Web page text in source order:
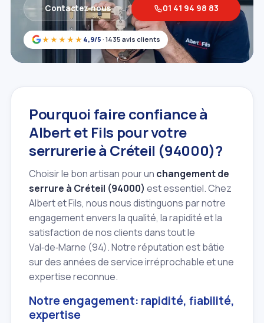
★★★★★ 4,9/5 · 1435 avis clients
Contactez‑nous 01 41 94 98 83
Pourquoi faire confiance à
Albert et Fils pour votre
serrurerie à Créteil (94000)?
Choisir le bon artisan pour un changement de
serrure à Créteil (94000) est essentiel. Chez
Albert et Fils, nous nous distinguons par notre
engagement envers la qualité, la rapidité et la
satisfaction de nos clients dans tout le
Val‑de‑Marne (94). Notre réputation est bâtie
sur des années de service irréprochable et une
expertise reconnue.
Notre engagement: rapidité, fiabilité,
expertise